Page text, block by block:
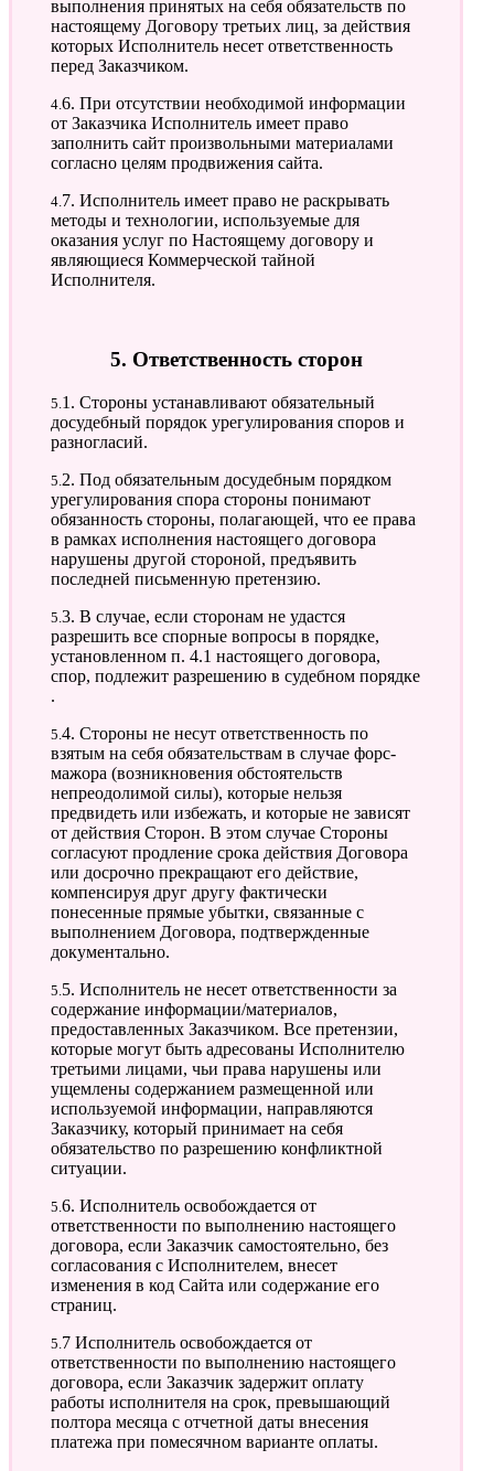
выполнения принятых на себя обязательств по
настоящему Договору третьих лиц, за действия
которых Исполнитель несет ответственность
перед Заказчиком.
4.6. При отсутствии необходимой информации
от Заказчика Исполнитель имеет право
заполнить сайт произвольными материалами
согласно целям продвижения сайта.
4.7. Исполнитель имеет право не раскрывать
методы и технологии, используемые для
оказания услуг по Настоящему договору и
являющиеся Коммерческой тайной
Исполнителя.
5. Ответственность сторон
5.1. Стороны устанавливают обязательный
досудебный порядок урегулирования споров и
разногласий.
5.2. Под обязательным досудебным порядком
урегулирования спора стороны понимают
обязанность стороны, полагающей, что ее права
в рамках исполнения настоящего договора
нарушены другой стороной, предъявить
последней письменную претензию.
5.3. В случае, если сторонам не удастся
разрешить все спорные вопросы в порядке,
установленном п. 4.1 настоящего договора,
спор, подлежит разрешению в судебном порядке
.
5.4. Стороны не несут ответственность по
взятым на себя обязательствам в случае форс-
мажора (возникновения обстоятельств
непреодолимой силы), которые нельзя
предвидеть или избежать, и которые не зависят
от действия Сторон. В этом случае Стороны
согласуют продление срока действия Договора
или досрочно прекращают его действие,
компенсируя друг другу фактически
понесенные прямые убытки, связанные с
выполнением Договора, подтвержденные
документально.
5.5. Исполнитель не несет ответственности за
содержание информации/материалов,
предоставленных Заказчиком. Все претензии,
которые могут быть адресованы Исполнителю
третьими лицами, чьи права нарушены или
ущемлены содержанием размещенной или
используемой информации, направляются
Заказчику, который принимает на себя
обязательство по разрешению конфликтной
ситуации.
5.6. Исполнитель освобождается от
ответственности по выполнению настоящего
договора, если Заказчик самостоятельно, без
согласования с Исполнителем, внесет
изменения в код Сайта или содержание его
страниц.
5.7 Исполнитель освобождается от
ответственности по выполнению настоящего
договора, если Заказчик задержит оплату
работы исполнителя на срок, превышающий
полтора месяца с отчетной даты внесения
платежа при помесячном варианте оплаты.